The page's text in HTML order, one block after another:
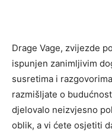
Drage Vage, zvijezde
ispunjen zanimljivim
susretima i
razmišljate o
djelovalo neizvjesno
oblik, a vi ćete osjetiti